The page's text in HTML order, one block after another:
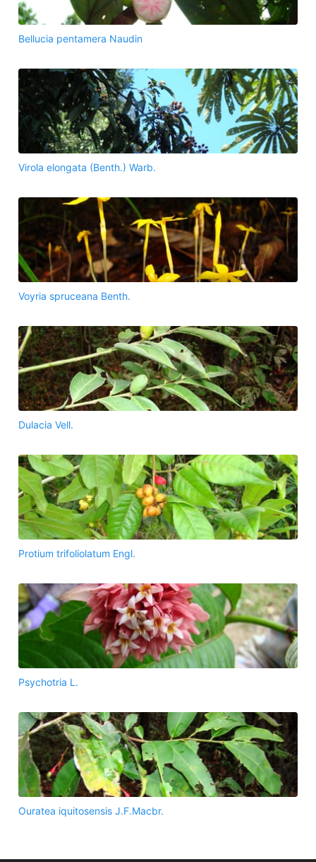
Bellucia pentamera Naudin
Virola elongata (Benth.) Warb.
Voyria spruceana Benth.
Dulacia Vell.
Protium trifoliolatum Engl.
Psychotria L.
Ouratea iquitosensis J.F.Macbr.